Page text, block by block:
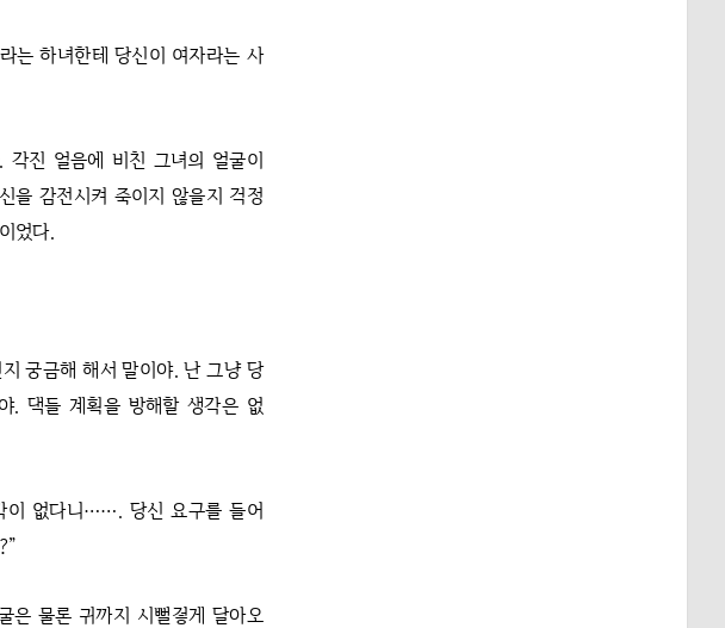
는 하녀한테 당신이 여자라는 사
각진 얼음에 비친 그녀의 얼굴이
을 감전시켜 죽이지 않을지 걱정
었다.
궁금해 해서 말이야. 난 그냥 당
. 댁들 계획을 방해할 생각은 없
이 없다니……. 당신 요구를 들어
은 물론 귀까지 시뻘겋게 달아오